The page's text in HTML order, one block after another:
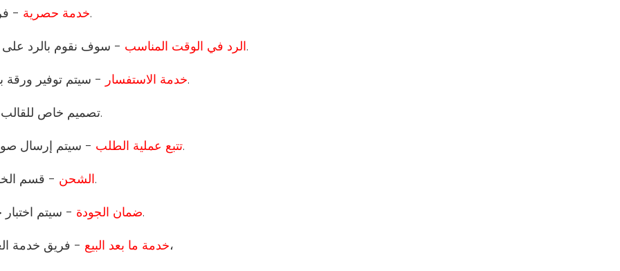
1 خدمة حصرية- فريق المبيعات والفني المحترف سيكون مسؤولاً عن طلبك.
2 الرد في الوقت المناسب- سوف نقوم بالرد على استفسارك في 12 ساعة، وقت العمل لدينا هو 24 ساعة.
3 خدمة الاستفسار- سيتم توفير ورقة بيانات المنتج التفصيلية وقائمة الأسعار والصورة والشهادة.
- تصميم خاص للقالب ووظيفة المنتج والتعبئة والتغليف.
5 تتبع عملية الطلب- سيتم إرسال صور طلبك إليك لتتبع تقدم الإنتاج والاختبار والتعبئة والتخزين.
6 الشحن- قسم الخدمات اللوجستية المهنية هو المسؤول عن ترتيب الشحن.
7 ضمان الجودة- سيتم اختبار جميع المنتجات من قبل قسم الجودة قبل مغادرة المصنع.
8 خدمة ما بعد البيع- فريق خدمة العملاء المحترف سيكون قادرًا على مساعدتك في أسئلتك،